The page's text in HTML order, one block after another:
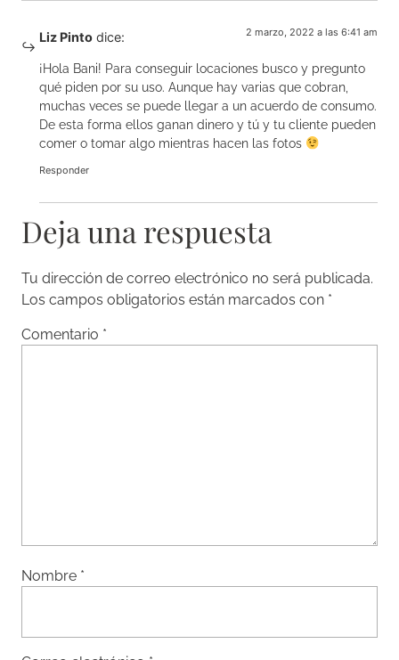
Liz Pinto dice: 2 marzo, 2022 a las 6:41 am
¡Hola Bani! Para conseguir locaciones busco y pregunto
qué piden por su uso. Aunque hay varias que cobran,
muchas veces se puede llegar a un acuerdo de consumo.
De esta forma ellos ganan dinero y tú y tu cliente pueden
comer o tomar algo mientras hacen las fotos
Responder
Deja una respuesta
Tu dirección de correo electrónico no será publicada.
Los campos obligatorios están marcados con *
Comentario *
Nombre *